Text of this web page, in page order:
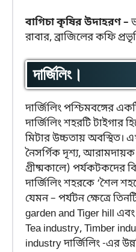
বাগিচা কৃষির উদাহরণ –
রাবার, ব্রাজিলের কফি
দার্জিলিং।
দার্জিলিং পশ্চিমবঙ্গের
দার্জিলিং শহরটি টাইগার
মিটার উচ্চতায় অবস্থিত।
নৈসর্গিক দৃশ্য,
গ্রীষ্মকালে) পর্যকটকদের
দার্জিলিং শহরকে ‘শৈল
যেমন – পর্যটন ক্ষেত্রে
garden and Tiger hill এবং
Tea industry, Timber
industry দার্জিলিং -এর